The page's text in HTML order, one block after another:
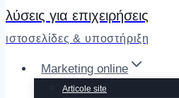
λύσεις για επιχειρήσεις
ιστοσελίδες & υποστήριξη
Marketing online
Articole site